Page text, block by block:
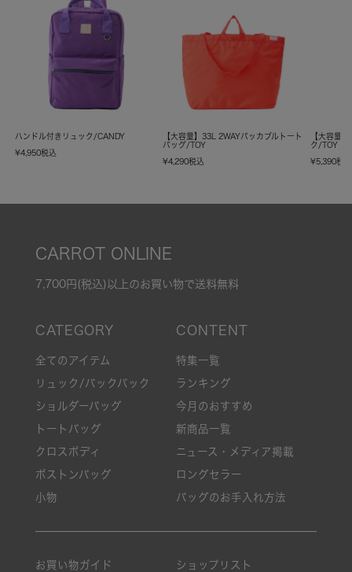
ハンドル付きリュック/CANDY
¥4,950税込
【大容量】33L 2WAYパッカブルトート
バッグ/TOY
¥4,290税込
【大容量
ク/TOY
¥5,390税込
CARROT ONLINE
7,700円(税込)以上のお買い物で送料無料
全てのアイテム
リュック/バックパック
ショルダーバッグ
トートバッグ
クロスボディ
ボストンバッグ
小物
特集一覧
ランキング
今月のおすすめ
新商品一覧
ニュース・メディア掲載
ロングセラー
バッグのお手入れ方法
お買い物ガイド ショップリスト